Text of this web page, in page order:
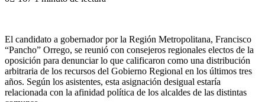
El candidato a gobernador por la Región Metropolitana, Francisco
“Pancho” Orrego, se reunió con consejeros regionales electos de la
oposición para denunciar lo que calificaron como una distribución
arbitraria de los recursos del Gobierno Regional en los últimos tres
años. Según los asistentes, esta asignación desigual estaría
relacionada con la afinidad política de los alcaldes de las distintas